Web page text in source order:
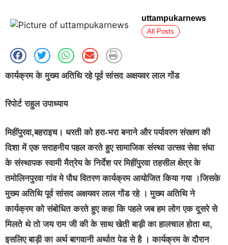
uttampukarnews
All Posts
कार्यक्रम के मुख्य अतिथि रहे पूर्व सांसद अक्षयवर लाल गोंड
रिपोर्ट राहुल उपाध्याय
मिहींपुरवा,बहराइच। धरती को हरा-भरा बनाने और पर्यावरण संरक्षण की
दिशा में एक सराहनीय पहल करते हुए सामाजिक संस्था उत्सव सेवा संघा
के संस्थापक स्वामी मैत्रेय के निर्देश पर मिहींपुरवा तहसील क्षेत्र के
तमोलिनपुरवा गांव मे पौध वितरण कार्यक्रम आयोजित किया गया ।जिसके
मुख्य अतिथि पूर्व सांसद अक्षयवर लाल गोंड रहे । मुख्य अतिथि ने
कार्यक्रम को संबोधित करते हुए कहा कि पहले जब हम लोग एक दूसरे से
मिलते थे तो जय राम जी की के साथ खेती बाड़ी का हालचाल होता था,
इसलिए बाड़ी का अर्थ बागवानी अर्थात पेड से है । कार्यक्रम के दौरान